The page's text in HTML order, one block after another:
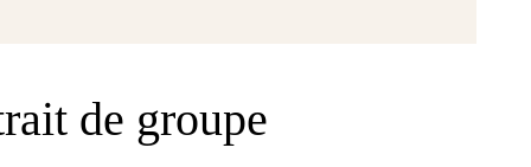
de groupe